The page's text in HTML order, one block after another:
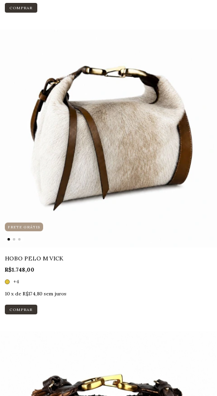
COMPRAR
FRETE GRÁTIS
HOBO PELO M VICK
R$1.748,00
+4
10 x de R$174,80 sem juros
COMPRAR